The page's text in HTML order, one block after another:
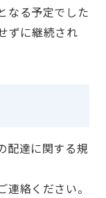
なる予定でした
ずに継続され
配達に関する規
絡ください。